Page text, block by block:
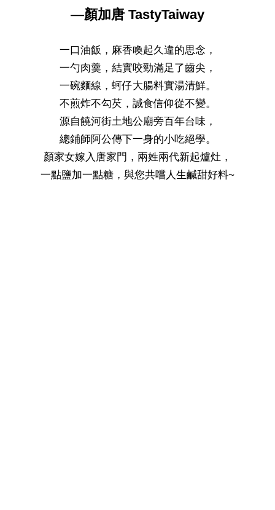
—顏加唐 TastyTaiway
一口油飯，麻香喚起久違的思念，
一勺肉羹，結實咬勁滿足了齒尖，
一碗麵線，蚵仔大腸料實湯清鮮。
不煎炸不勾芡，誠食信仰從不變。
源自饒河街土地公廟旁百年台味，
總鋪師阿公傳下一身的小吃絕學。
顏家女嫁入唐家門，兩姓兩代新起爐灶，
一點鹽加一點糖，與您共嚐人生鹹甜好料~